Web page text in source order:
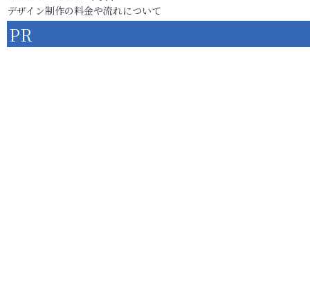
デザイン制作の料金や流れについて
PR